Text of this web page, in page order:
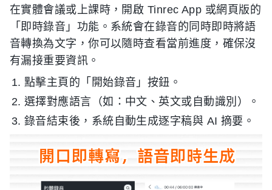
在實體會議或上課時，開啟 Tinrec App 或網頁版的
「即時錄音」功能。系統會在錄音的同時即時將語
音轉換為文字，你可以隨時查看當前進度，確保沒
有漏接重要資訊。
點擊主頁的「開始錄音」按鈕。
選擇對應語言（如：中文、英文或自動識別）。
錄音結束後，系統自動生成逐字稿與 AI 摘要。